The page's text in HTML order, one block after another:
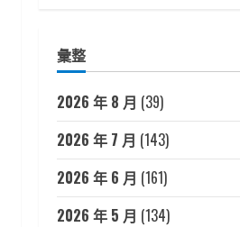
彙整
2026 年 8 月 (39)
2026 年 7 月 (143)
2026 年 6 月 (161)
2026 年 5 月 (134)